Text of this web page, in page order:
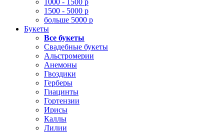
1000 - 1500 р
1500 - 5000 р
больше 5000 р
Букеты
Все букеты
Свадебные букеты
Альстромерии
Анемоны
Гвоздики
Герберы
Гиацинты
Гортензии
Ирисы
Каллы
Лилии